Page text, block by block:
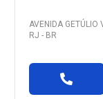
AVENIDA GETÚLIO
RJ - BR